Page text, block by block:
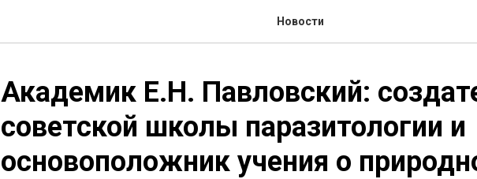
Новости
Академик Е.Н. Павловский:
советской школы паразитологии и
основоположник учения о